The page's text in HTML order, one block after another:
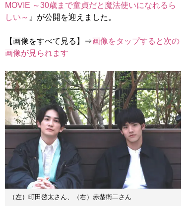
MOVIE ～30歳まで童貞だと魔法使いになれるら
しい～ 』が公開を迎えました。
【画像をすべて見る】⇒画像をタップすると次の
画像が見られます
（左）町田啓太さん、（右）赤楚衛二さん